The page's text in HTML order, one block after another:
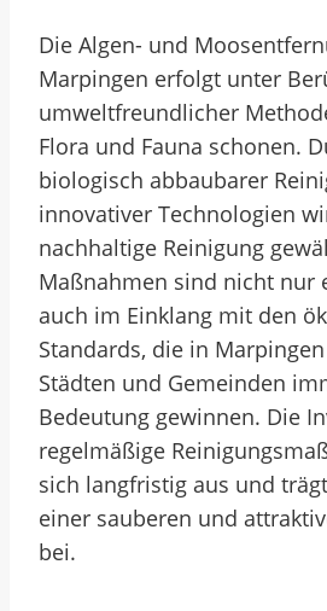
Die Algen- und
Marpingen erfolgt unter
umweltfreundlicher
Flora und Fauna schonen.
biologisch abbaubarer
innovativer Technologien
nachhaltige Reinigung
Maßnahmen sind nicht nur
auch im Einklang mit den
Standards, die in
Städten und Gemeinden
Bedeutung gewinnen. Die
regelmäßige
sich langfristig aus und
einer sauberen und
bei.